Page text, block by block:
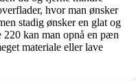
hvor man ønsker
stadig ønsker en glat og
kan man opnå en pæn
materiale eller lave